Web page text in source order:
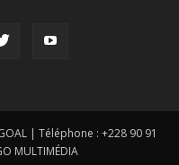
| Téléphone : +228 90 91
MULTIMÉDIA